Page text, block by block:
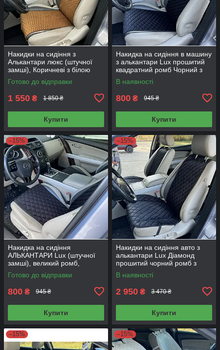
Накидки на сидіння з
Алькантари люкс (штучної
замші), Коричневі з білою
ниткою плоскі стільники,
Стандарт. Передній комплект
Готово до відправки
1 550 ₴ 1 850 ₴
Купити
Накидка на сидіння в машину
з алькантари Lux прошитий
квадратний ромб Чорний з
чорним рядком Стандарт 1
передня
В наявності
800 ₴ 945 ₴
Купити
–15%
Накидка на сидіння
АЛЬКАНТАРИ Lux (штучної
замші), великий ромб,
Чорний з подвійним чорним
рядком, Стандарт, 1 передня
Готово до відправки
800 ₴ 945 ₴
Купити
–15%
Накидки на сидіння авто з
алькантари Lux Діамонд
прошитий чорний ромб з
чорним рядком Преміум
Повний комплект
В наявності
2 950 ₴ 3 470 ₴
Купити
–15% –15%